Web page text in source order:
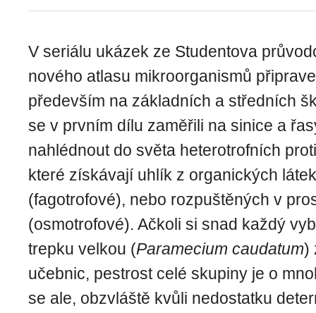
V seriálu ukázek ze Studentova
nového atlasu mikroorganismů
především na základních a středních
se v prvním dílu zaměřili na sinice a
nahlédnout do světa heterotrofních
které získávají uhlík z organických
(fagotrofové), nebo rozpuštěných v
(osmotrofové). Ačkoli si snad každý
trepku velkou (Paramecium caudatum)
učebnic, pestrost celé skupiny je o
se ale, obzvláště kvůli nedostatku